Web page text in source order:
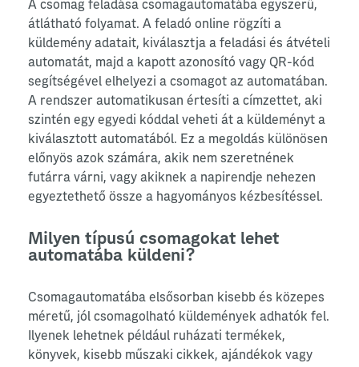
A csomag feladása csomagautomatába egyszerű,
átlátható folyamat. A feladó online rögzíti a
küldemény adatait, kiválasztja a feladási és átvételi
automatát, majd a kapott azonosító vagy QR-kód
segítségével elhelyezi a csomagot az automatában.
A rendszer automatikusan értesíti a címzettet, aki
szintén egy egyedi kóddal veheti át a küldeményt a
kiválasztott automatából. Ez a megoldás különösen
előnyös azok számára, akik nem szeretnének
futárra várni, vagy akiknek a napirendje nehezen
egyeztethető össze a hagyományos kézbesítéssel.
Milyen típusú csomagokat lehet
automatába küldeni?
Csomagautomatába elsősorban kisebb és közepes
méretű, jól csomagolható küldemények adhatók fel.
Ilyenek lehetnek például ruházati termékek,
könyvek, kisebb műszaki cikkek, ajándékok vagy